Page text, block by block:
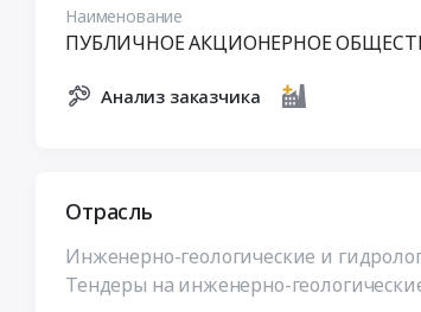
Наименование
ПУБЛИЧНОЕ АКЦИОНЕРНОЕ
Анализ заказчика
Отрасль
Инженерно-геологические и
Тендеры на инженерно-